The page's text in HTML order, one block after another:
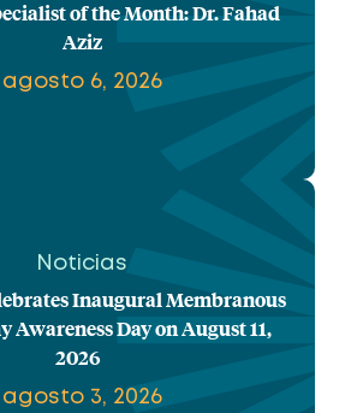
of the Month: Dr. Fahad
Aziz
agosto 6, 2026
Noticias
Inaugural Membranous
Awareness Day on August 11,
2026
agosto 3, 2026